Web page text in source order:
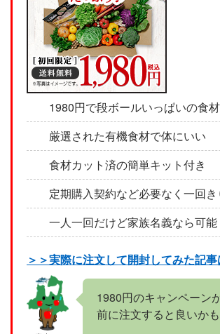
1980円で段ボールいっぱいの食材
厳選された有機食材で体にいい
食材カット済の簡単キット付き
定期購入契約など必要なく一回
一人一回だけど家族名義なら可能
＞＞実際に注文して開封してみた記
1980円のキャンペーン
前に注文すると良いかも